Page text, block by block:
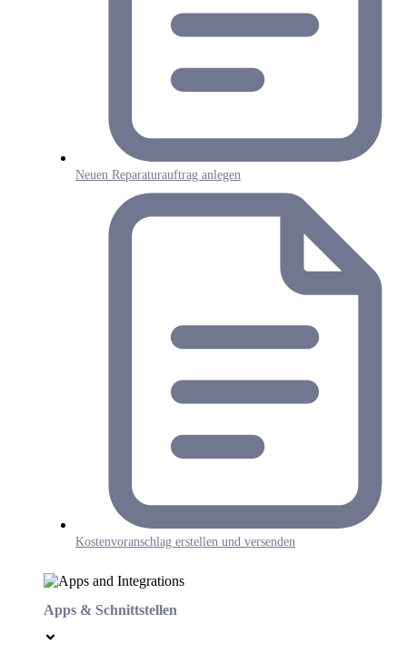
Neuen Reparaturauftrag anlegen
Kostenvoranschlag erstellen und versenden
Apps & Schnittstellen